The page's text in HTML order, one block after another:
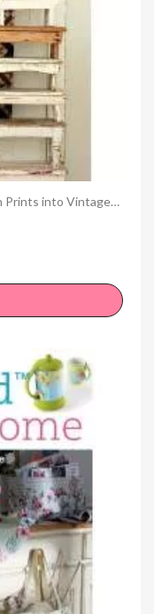
Step Back in Time - Turn Reproduction Prints into Vintage-Inspired Quilts - Martingale